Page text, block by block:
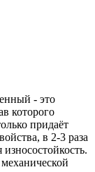
- это
которого
придаёт
в 2-3 раза